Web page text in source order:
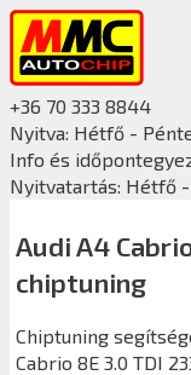
Kilépés
tartalomba
+36 70 333 8844
Nyitva: Hétfő -
Info és
Nyitvatartás: Hétfő -
Audi A4
chiptuning
Chiptuning
Cabrio 8E 3.0 TDI